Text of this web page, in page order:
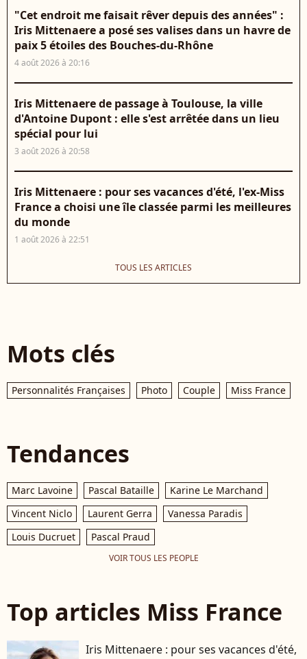
"Cet endroit me faisait rêver depuis des années" :
Iris Mittenaere a posé ses valises dans un havre de
paix 5 étoiles des Bouches-du-Rhône
4 août 2026 à 20:16
Iris Mittenaere de passage à Toulouse, la ville
d'Antoine Dupont : elle s'est arrêtée dans un lieu
spécial pour lui
3 août 2026 à 20:58
Iris Mittenaere : pour ses vacances d'été, l'ex-Miss
France a choisi une île classée parmi les meilleures
du monde
1 août 2026 à 22:51
TOUS LES ARTICLES
Mots clés
Personnalités Françaises Photo Couple Miss France
Tendances
Marc Lavoine Pascal Bataille
Karine Le Marchand
Vincent Niclo
Laurent Gerra
Vanessa Paradis
Louis Ducruet
Pascal Praud
VOIR TOUS LES PEOPLE
Top articles Miss France
Iris Mittenaere : pour ses vacances d'été,